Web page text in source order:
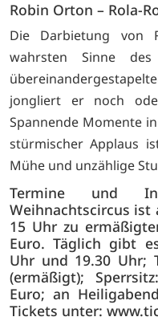
Robin Orton – Rola-
Die Darbietung von
wahrsten Sinne
jongliert er noch
Spannende Momente
stürmischer Applaus
Mühe und unzählige
Termine und
Weihnachtscircus ist
15 Uhr zu
Euro. Täglich gibt
Uhr und 19.30 Uhr;
(ermäßigt);
Euro; an
Tickets unter: